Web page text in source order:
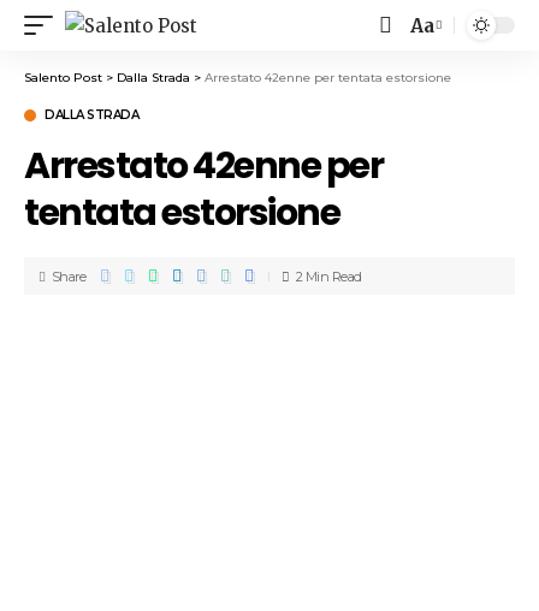
Aa
Salento Post > Dalla Strada > Arrestato 42enne per tentata estorsione
DALLA STRADA
Arrestato 42enne per
tentata estorsione
Share 2 Min Read